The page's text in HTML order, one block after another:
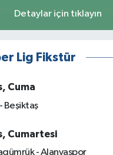
Detaylar için tıklayın
Lig Fikstür
Cuma
Beşiktaş
Cumartesi
- Alanyaspor